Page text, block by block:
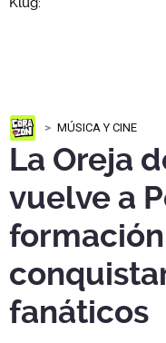
MÚSICA Y CINE
La Oreja
vuelve a
fanáticos